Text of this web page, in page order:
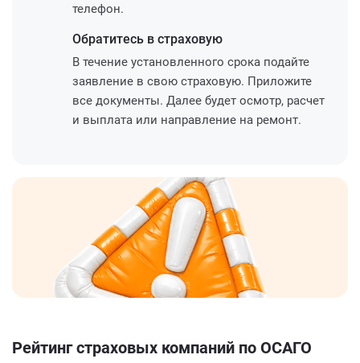
телефон.
Обратитесь в страховую
В течение установленного срока подайте
заявление в свою страховую. Приложите
все документы. Далее будет осмотр, расчет
и выплата или направление на ремонт.
Рейтинг страховых компаний по ОСАГО